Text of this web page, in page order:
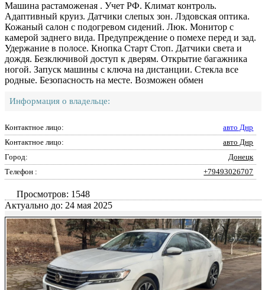
Машина растаможеная . Учет РФ. Климат контроль.
Адаптивный круиз. Датчики слепых зон. Лэдовская оптика.
Кожаный салон с подогревом сидений. Люк. Монитор с
камерой заднего вида. Предупреждение о помехе перед и зад.
Удержание в полосе. Кнопка Старт Стоп. Датчики света и
дождя. Безключивой доступ к дверям. Открытие багажника
ногой. Запуск машины с ключа на дистанции. Стекла все
родные. Безопасность на месте. Возможен обмен
Информация о владельце:
Контактное лицо:
авто Днр
Контактное лицо:
авто Днр
Город:
Донецк
Телефон :
+79493026707
Просмотров: 1548
Актуально до: 24 мая 2025